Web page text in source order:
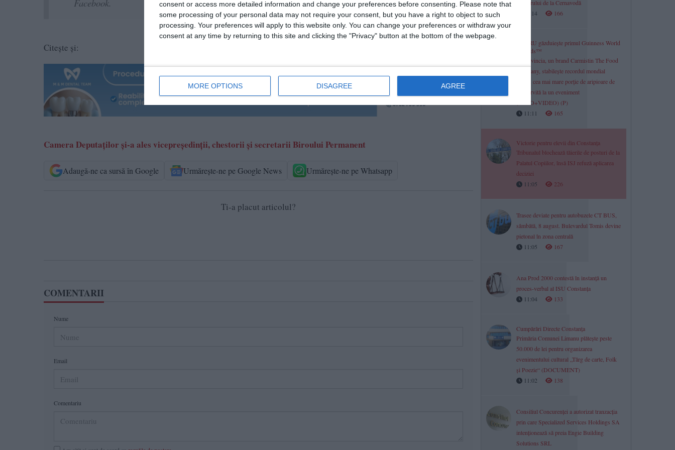
consent or access more detailed information and change your preferences before consenting.
Please note that
some processing of your personal data may not require your consent, but you have a right to object to such
processing. Your preferences will apply to this website only. You can change your preferences or withdraw your
consent at any time by returning to this site and clicking the "Privacy" button at the bottom of the webpage.
MORE OPTIONS DISAGREE AGREE
Facebook.
Citește și:
Camera Deputaţilor şi-a ales vicepreşedinţii, chestorii şi secretarii Biroului Permanent
Adaugă-ne ca sursă în Google Urmărește-ne pe Google News Urmărește-ne pe Whatsapp
Ti-a placut articolul?
COMENTARII
Nume
Email
Comentariu
reactorului de la Cernavodă
11:14
166
NIBIRU găzduiește primul Guinness World
Records™
LaProvincia, un brand Carmistin The Food
Company, stabilește recordul mondial
pentru cea mai mare porție de aripioare de
pui servită la un eveniment
(FOTO+VIDEO) (P)
11:11
165
Victorie pentru elevii din Constanța
Tribunalul blochează tăierile de posturi de la
Palatul Copiilor, însă ISJ refuză aplicarea
deciziei
11:05
226
Trasee deviate pentru autobuzele CT BUS,
sâmbătă, 8 august. Bulevardul Tomis devine
pietonal în zona centrală
11:05
167
Ana Prod 2000 contestă în instanță un
proces-verbal al ISU Constanța
11:04
133
Cumpărări Directe Constanța
Primăria Comunei Limanu plătește peste
50.000 de lei pentru organizarea
evenimentului cultural „Târg de carte, Folk
și Poezie“ (DOCUMENT)
11:02
138
Consiliul Concurenţei a autorizat tranzacția
prin care Specialized Services Holdings SA
intenționează să preia Engie Building
Solutions SRL